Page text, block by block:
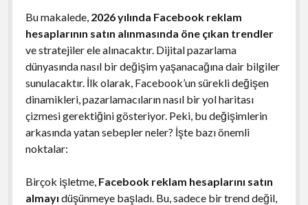
Bu makalede, 2026 yılında Facebook reklam
hesaplarının satın alınmasında öne çıkan trendler
ve stratejiler ele alınacaktır. Dijital pazarlama
dünyasında nasıl bir değişim yaşanacağına dair bilgiler
sunulacaktır. İlk olarak, Facebook’un sürekli değişen
dinamikleri, pazarlamacıların nasıl bir yol haritası
çizmesi gerektiğini gösteriyor. Peki, bu değişimlerin
arkasında yatan sebepler neler? İşte bazı önemli
noktalar:
Birçok işletme, Facebook reklam hesaplarını satın
almayı düşünmeye başladı. Bu, sadece bir trend değil,